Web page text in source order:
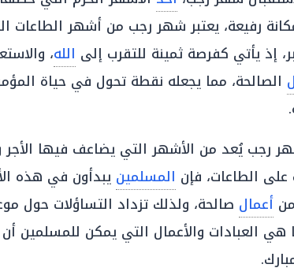
رفيعة، يعتبر شهر رجب من أشهر الطاعات
إذ يأتي كفرصة ثمينة للتقرب إلى الله،
الصالحة، مما يجعله نقطة تحول في حياة
رجب يُعد من الأشهر التي يضاعف فيها الأجر
على الطاعات، فإن المسلمين يبدأون في هذه
أعمال
هي العبادات والأعمال التي يمكن للمسلمين